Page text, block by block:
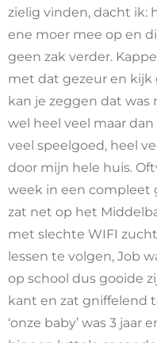
zielig vinden, dacht ik:
ene moer mee op en
geen zak verder.
met dat gezeur en kijk
kan je zeggen dat was
wel heel veel maar
veel speelgoed, heel
door mijn hele huis.
week in een compleet
zat net op het
met slechte WIFI
lessen te volgen, Job
op school dus gooide
kant en zat gniffelend
‘onze baby’ was 3